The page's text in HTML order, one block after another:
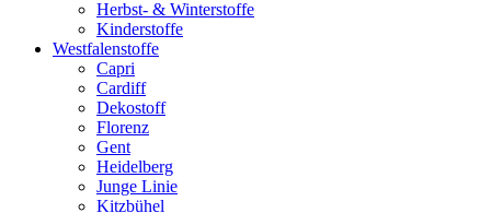
Herbst- & Winterstoffe
Kinderstoffe
Westfalenstoffe
Capri
Cardiff
Dekostoff
Florenz
Gent
Heidelberg
Junge Linie
Kitzbühel